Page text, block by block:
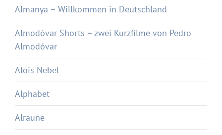
Almanya – Willkommen in Deutschland
Almodóvar Shorts – zwei Kurzfilme von Pedro
Almodóvar
Alois Nebel
Alphabet
Alraune